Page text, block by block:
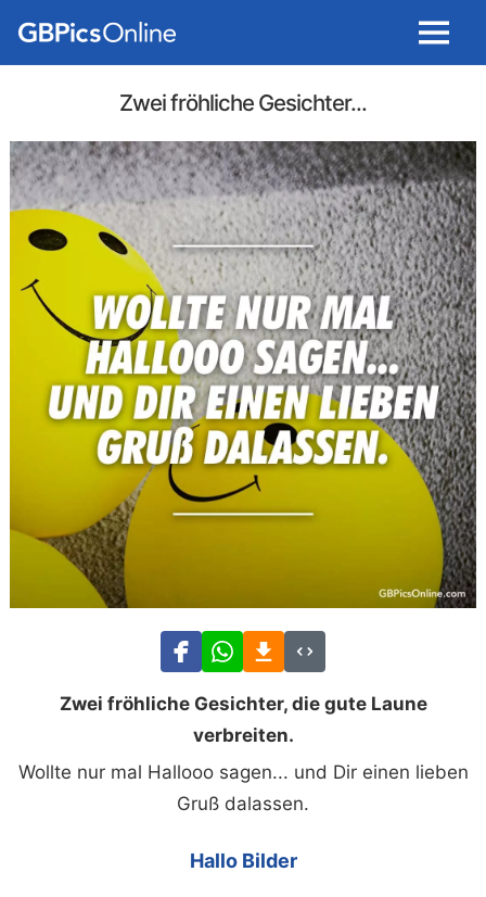
Menu
Zwei fröhliche Gesichter...
Zwei fröhliche Gesichter, die gute Laune
verbreiten.
Wollte nur mal Hallooo sagen... und Dir einen lieben
Gruß dalassen.
Hallo Bilder